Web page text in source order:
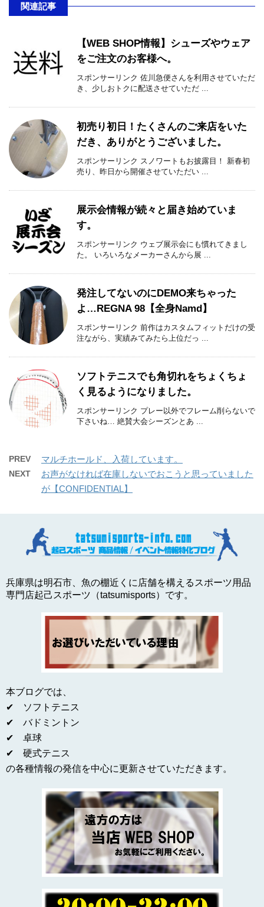
関連記事
【WEB SHOP情報】シューズやウェア
をご注文のお客様へ。
スポンサーリンク 佐川急便さんを利用させていただ
き、少しおトクに配送させていただ ...
初売り初日！たくさんのご来店をいた
だき、ありがとうございました。
スポンサーリンク スノワートもお披露目！ 新春初
売り、昨日から開催させていただい ...
展示会情報が続々と届き始めていま
す。
スポンサーリンク ウェブ展示会にも慣れてきまし
た。 いろいろなメーカーさんから展 ...
発注してないのにDEMO来ちゃった
よ…REGNA 98【全身Namd】
スポンサーリンク 前作はカスタムフィットだけの受
注ながら、実績みてみたら上位だっ ...
ソフトテニスでも角切れをちょくちょ
く見るようになりました。
スポンサーリンク プレー以外でフレーム削らないで
下さいね… 絶賛大会シーズンとあ ...
PREV マルチホールド、入荷しています。
NEXT
お声がなければ在庫しないでおこうと思っていました
が【CONFIDENTIAL】
兵庫県は明石市、魚の棚近くに店舗を構えるスポーツ用品
専門店起己スポーツ（tatsumisports）です。
本ブログでは、
✔ ソフトテニス
✔ バドミントン
✔ 卓球
✔ 硬式テニス
の各種情報の発信を中心に更新させていただきます。